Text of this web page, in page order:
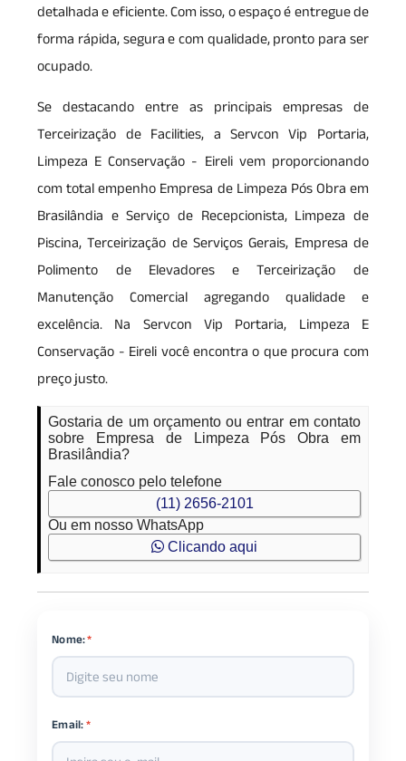
detalhada e eficiente. Com isso, o espaço é entregue de
forma rápida, segura e com qualidade, pronto para ser
ocupado.
Se destacando entre as principais empresas de
Terceirização de Facilities, a Servcon Vip Portaria,
Limpeza E Conservação - Eireli vem proporcionando
com total empenho Empresa de Limpeza Pós Obra em
Brasilândia e Serviço de Recepcionista, Limpeza de
Piscina, Terceirização de Serviços Gerais, Empresa de
Polimento de Elevadores e Terceirização de
Manutenção Comercial agregando qualidade e
excelência. Na Servcon Vip Portaria, Limpeza E
Conservação - Eireli você encontra o que procura com
preço justo.
Gostaria de um orçamento ou entrar em contato
sobre Empresa de Limpeza Pós Obra em
Brasilândia?
Fale conosco pelo telefone
(11) 2656-2101
Ou em nosso WhatsApp
Clicando aqui
Nome:*
Email:*